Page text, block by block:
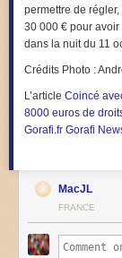
permettre de
30 000 € pour
dans la nuit du 11
Crédits Photo :
L’article Coincé
8000 euros de
Gorafi.fr Gorafi
MacJL
FRANCE